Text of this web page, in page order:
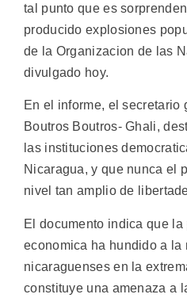
tal punto que es
producido explosiones
de la Organizacion de las
divulgado hoy.
En el informe, el secretario
Boutros Boutros- Ghali,
las instituciones
Nicaragua, y que nunca el
nivel tan amplio de
El documento indica que
economica ha hundido a la
nicaraguenses en la
constituye una amenaza a